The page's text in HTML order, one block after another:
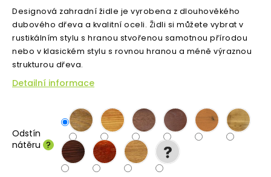
Odstín
nátěru ?
Designová zahradní židle je vyrobena z dlouhověkého
dubového dřeva a kvalitní oceli. Židli si můžete vybrat v
rustikálním stylu s hranou stvořenou samotnou přírodou
nebo v klasickém stylu s rovnou hranou a méně výraznou
strukturou dřeva.
Detailní informace